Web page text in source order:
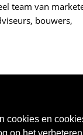
team van
bouwers,
cookies en
op het